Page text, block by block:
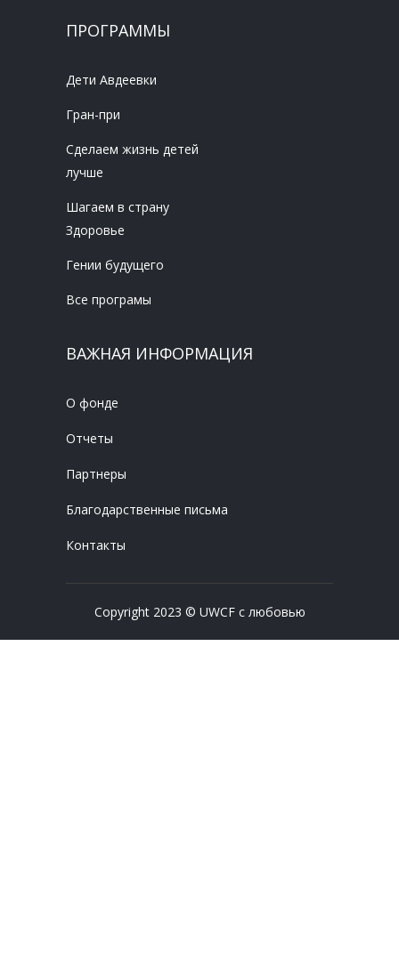
ПРОГРАММЫ
Дети Авдеевки
Гран-при
Сделаем жизнь детей
лучше
Шагаем в страну
Здоровье
Гении будущего
Все програмы
ВАЖНАЯ ИНФОРМАЦИЯ
О фонде
Отчеты
Партнеры
Благодарственные письма
Контакты
Copyright 2023 © UWCF с любовью